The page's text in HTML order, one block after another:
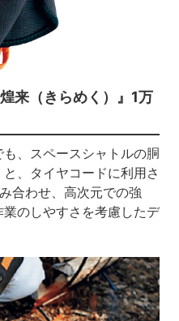
来（きらめく）』1万
、スペースシャトルの胴
、タイヤコードに利用さ
合わせ、高次元での強
のしやすさを考慮したデ